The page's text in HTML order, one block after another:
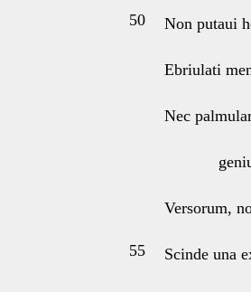
50 Non putaui
Ebriulati
Nec
Versorum,
55 Scinde una